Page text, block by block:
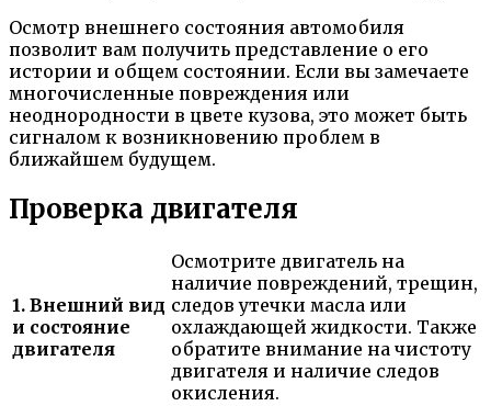
Осмотр внешнего состояния автомобиля
позволит вам получить представление о его
истории и общем состоянии. Если вы замечаете
многочисленные повреждения или
неоднородности в цвете кузова, это может быть
сигналом к возникновению проблем в
ближайшем будущем.
Проверка двигателя
1. Внешний вид
и состояние
двигателя
Осмотрите двигатель на
наличие повреждений, трещин,
следов утечки масла или
охлаждающей жидкости. Также
обратите внимание на чистоту
двигателя и наличие следов
окисления.